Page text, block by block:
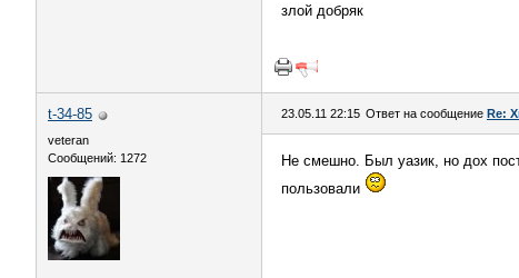
злой добряк
t-34-85
veteran
Сообщений: 1272
23.05.11 22:15 Ответ на сообщение Re:
Не смешно. Был уазик, но дох
пользовали